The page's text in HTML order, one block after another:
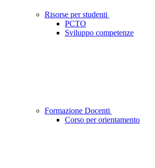
Risorse per studenti
PCTO
Sviluppo competenze
Formazione Docenti
Corso per orientamento